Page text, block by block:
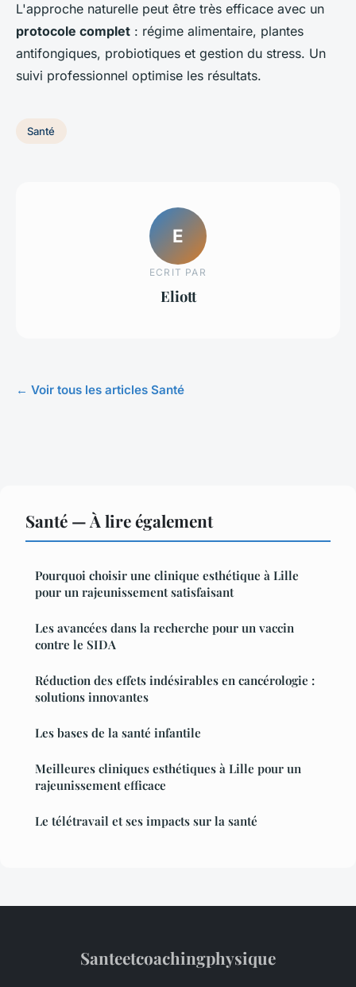
L'approche naturelle peut être très efficace avec un
protocole complet : régime alimentaire, plantes
antifongiques, probiotiques et gestion du stress. Un
suivi professionnel optimise les résultats.
Santé
E
ECRIT PAR
Eliott
← Voir tous les articles Santé
Santé — À lire également
Pourquoi choisir une clinique esthétique à Lille
pour un rajeunissement satisfaisant
Les avancées dans la recherche pour un vaccin
contre le SIDA
Réduction des effets indésirables en cancérologie :
solutions innovantes
Les bases de la santé infantile
Meilleures cliniques esthétiques à Lille pour un
rajeunissement efficace
Le télétravail et ses impacts sur la santé
Santeetcoachingphysique